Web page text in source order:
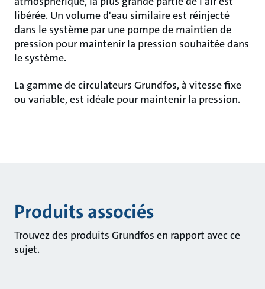
libérée. Un volume d'eau similaire est réinjecté
dans le système par une pompe de maintien de
pression pour maintenir la pression souhaitée dans
le système.
La gamme de circulateurs Grundfos, à vitesse fixe
ou variable, est idéale pour maintenir la pression.
Produits associés
Trouvez des produits Grundfos en rapport avec ce
sujet.